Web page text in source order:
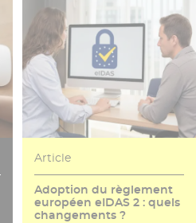
Article
Adoption du règlement
européen eIDAS 2 : quels
changements ?